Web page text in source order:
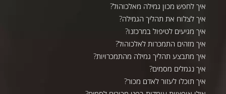
איך לחפש מכון גמילה מאלכוהול?
איך לצלוח את תהליך הגמילה?
איך מגיעים לטיפול במרכזנו?
איך מזהים התמכרות לאלכוהול?
איך מתבצע תהליך גמילה מהתמכרויות?
איך נגמלים מסמים?
איך תוכלו לעזור לאדם מכור?